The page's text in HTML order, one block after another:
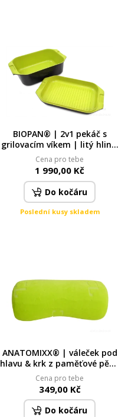
BIOPAN® | 2v1 pekáč s
grilovacím víkem | litý hliník
& keramický povrch | 8 L +
3,3 L
Cena pro tebe
1 990,00 Kč
Do kočáru
Poslední kusy skladem
ANATOMIXX® | váleček pod
hlavu & krk z paměťové pěny
| 26 cm | s fixační páskou
pro uchycení
Cena pro tebe
349,00 Kč
Do kočáru